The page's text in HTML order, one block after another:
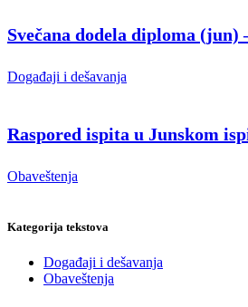
Svečana dodela diploma (jun)
Događaji i dešavanja
Raspored ispita u Junskom
Obaveštenja
Kategorija tekstova
Događaji i dešavanja
Obaveštenja